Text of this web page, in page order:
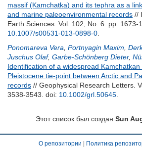
massif (Kamchatka) and its tephra as a
and marine paleoenvironmental records //
Earth Sciences. Vol. 102, No. 6. pp. 1673-
10.1007/s00531-013-0898-0
Ponomareva Vera Portnyagin Maxim
Juschus Olaf, Garbe-Schönberg Dieter,
Identification of a widespread Kamchatkan
Pleistocene tie-point between Arctic and
records // Geophysical Research Letters.
3538-3543. doi: 10.1002/grl.50645
Этот список был создан Sun
О репозитории Политика